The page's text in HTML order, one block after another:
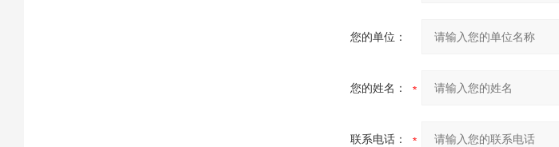
您的单位：
您的姓名：
联系电话：